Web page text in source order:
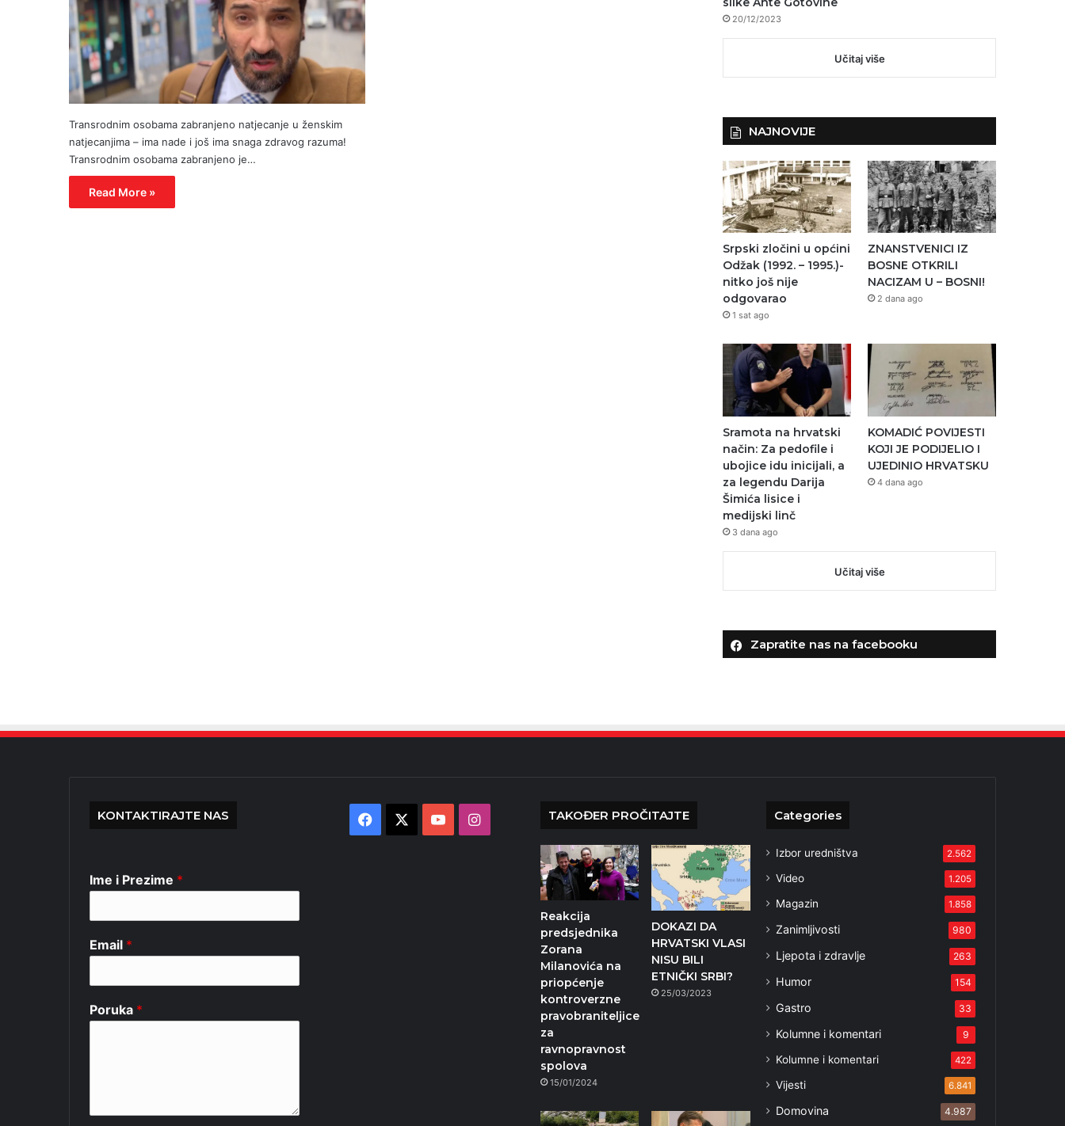
Transrodnim osobama zabranjeno natjecanje u ženskim
natjecanjima – ima nade i još ima snaga zdravog razuma!
Transrodnim osobama zabranjeno je…
Read More »
20/12/2023
Učitaj više
NAJNOVIJE
Srpski zločini u općini
Odžak (1992. – 1995.)-
nitko još nije
odgovarao
1 sat ago
ZNANSTVENICI IZ
BOSNE OTKRILI
NACIZAM U – BOSNI!
2 dana ago
Sramota na hrvatski
način: Za pedofile i
ubojice idu inicijali, a
za legendu Darija
Šimića lisice i
medijski linč
3 dana ago
KOMADIĆ POVIJESTI
KOJI JE PODIJELIO I
UJEDINIO HRVATSKU
4 dana ago
Učitaj više
Zapratite nas na facebooku
KONTAKTIRAJTE NAS
Ime i Prezime *
Email *
Poruka *
Facebook YouTubeInstagram TAKOĐER PROČITAJTE
Reakcija
predsjednika
Zorana
Milanovića na
priopćenje
kontroverzne
pravobraniteljice
za
ravnopravnost
spolova
15/01/2024
DOKAZI DA
HRVATSKI VLASI
NISU BILI
ETNIČKI SRBI?
25/03/2023
Categories
Izbor uredništva 2.562
Video 1.205
Magazin 1.858
Zanimljivosti 980
Ljepota i zdravlje 263
Humor 154
Gastro 33
Kolumne i komentari 9
Kolumne i komentari 422
Vijesti 6.841
Domovina 4.987